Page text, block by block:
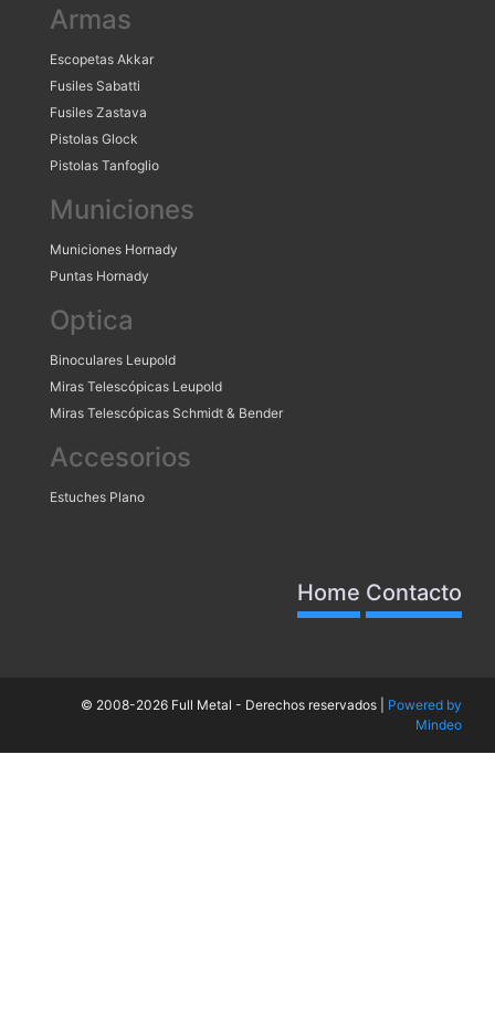
Armas
Escopetas Akkar
Fusiles Sabatti
Fusiles Zastava
Pistolas Glock
Pistolas Tanfoglio
Municiones
Municiones Hornady
Puntas Hornady
Optica
Binoculares Leupold
Miras Telescópicas Leupold
Miras Telescópicas Schmidt & Bender
Accesorios
Estuches Plano
Home Contacto
© 2008-2026 Full Metal - Derechos reservados | Powered by
Mindeo